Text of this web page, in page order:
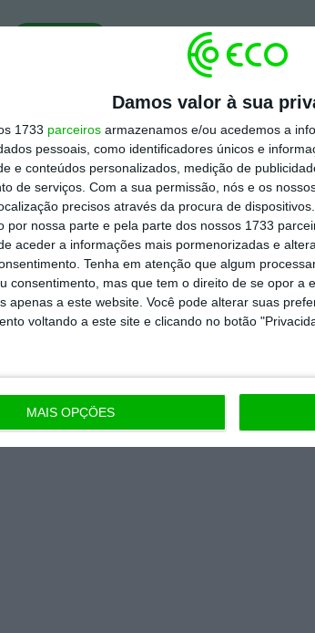
Damos valor à sua
1733 parceiros armazenamos e/ou acedemos a
pessoais, como identificadores únicos e
e conteúdos personalizados, medição de
de serviços. Com a sua permissão, nós e os
precisos através da procura de
por nossa parte e pela parte dos nossos 1733
aceder a informações mais pormenorizadas e
Tenha em atenção que algum
consentimento, mas que tem o direito de se opor a
apenas a este website. Você pode alterar suas
voltando a este site e clicando no botão
MAIS OPÇÕES